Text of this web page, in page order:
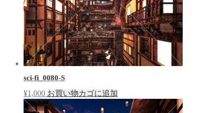
sci-fi_0080-S
¥1,000 お買い物カゴに追加